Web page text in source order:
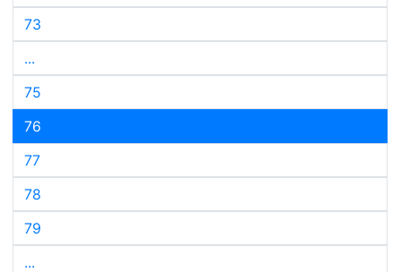
73
...
75
76
77
78
79
...